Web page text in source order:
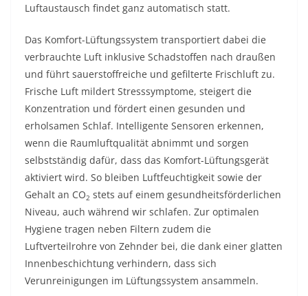
Luftaustausch findet ganz automatisch statt.
Das Komfort-Lüftungssystem transportiert dabei die
verbrauchte Luft inklusive Schadstoffen nach draußen
und führt sauerstoffreiche und gefilterte Frischluft zu.
Frische Luft mildert Stresssymptome, steigert die
Konzentration und fördert einen gesunden und
erholsamen Schlaf. Intelligente Sensoren erkennen,
wenn die Raumluftqualität abnimmt und sorgen
selbstständig dafür, dass das Komfort-Lüftungsgerät
aktiviert wird. So bleiben Luftfeuchtigkeit sowie der
Gehalt an CO2 stets auf einem gesundheitsförderlichen
Niveau, auch während wir schlafen. Zur optimalen
Hygiene tragen neben Filtern zudem die
Luftverteilrohre von Zehnder bei, die dank einer glatten
Innenbeschichtung verhindern, dass sich
Verunreinigungen im Lüftungssystem ansammeln.